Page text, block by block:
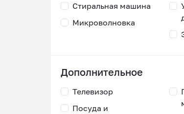
Стиральная машина
Микроволновка
Дополнительное
Телевизор
Посуда и